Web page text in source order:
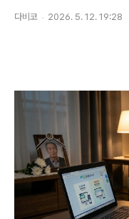
다비코 2026. 5. 12. 19:28